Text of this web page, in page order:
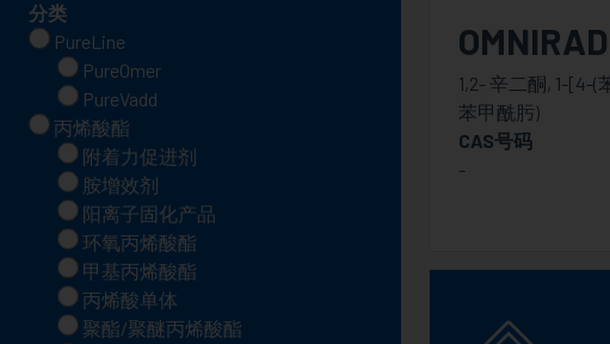
分类
PureLine
PureOmer
PureVadd
丙烯酸酯
附着力促进剂
胺增效剂
阳离子固化产品
环氧丙烯酸酯
甲基丙烯酸酯
丙烯酸单体
聚酯/聚醚丙烯酸酯
1,2- 辛二酮, 1-[4-
苯甲酰肟)
CAS号码
-